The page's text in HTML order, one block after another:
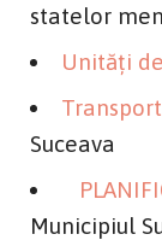
statelor
Unităţi
Suceava
Municipiul